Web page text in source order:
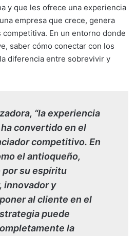
y que les ofrece una experiencia
empresa que crece, genera
En un entorno donde
saber cómo conectar con los
diferencia entre sobrevivir y
“la experiencia
convertido en el
competitivo. En
el antioqueño,
su espíritu
innovador y
al cliente en el
puede
la